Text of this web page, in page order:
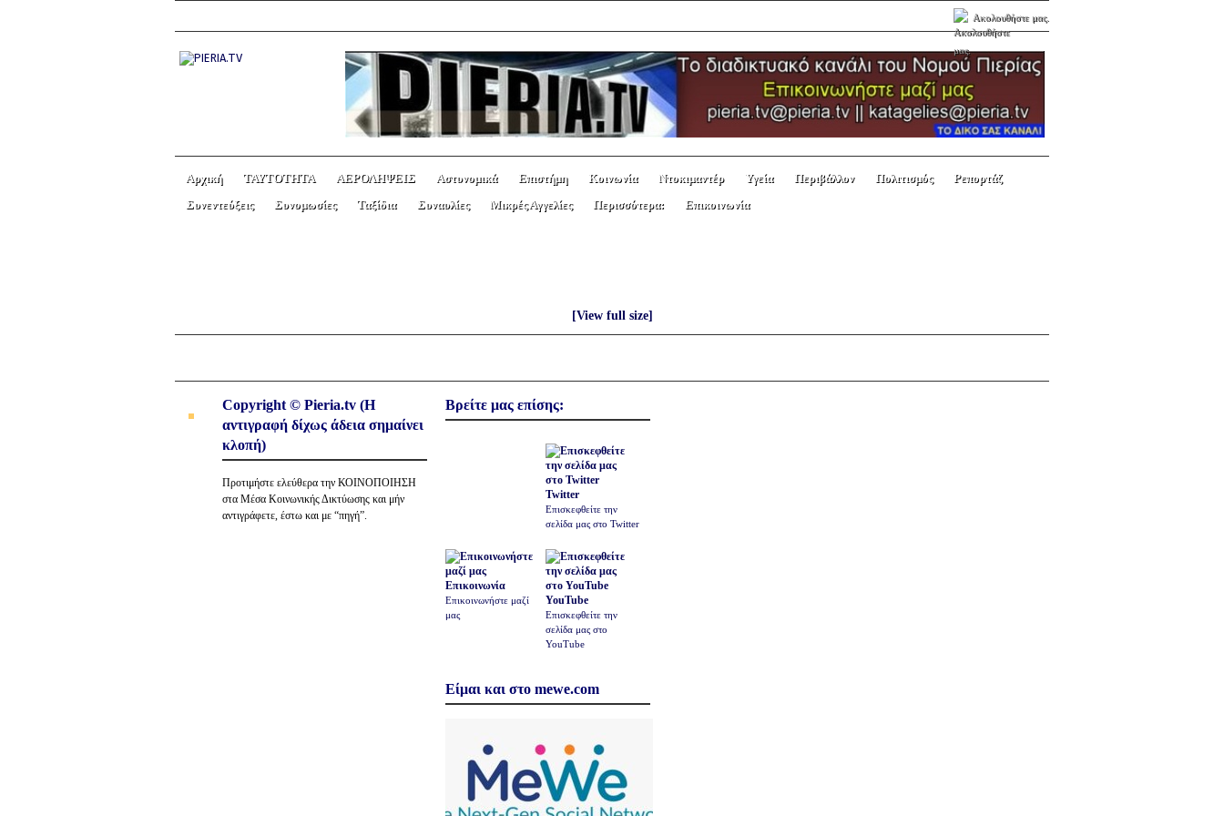
Ακολουθήστε μας.
Αρχική ΤΑΥΤΟΤΗΤΑ ΑΕΡΟΛΗΨΕΙΣ Αστυνομικά Επιστήμη Κοινωνία Ντοκιμαντέρ Υγεία Περιβάλλον Πολιτισμός
Ρεπορτάζ
Συνεντεύξεις
Συνομωσίες Ταξίδια Συναυλίες Μικρές Αγγελίες Περισσότερα: Επικοινωνία
[View full size]
Copyright © Pieria.tv (Η
αντιγραφή δίχως άδεια σημαίνει
κλοπή)
Προτιμήστε ελεύθερα την ΚΟΙΝΟΠΟΙΗΣΗ
στα Μέσα Κοινωνικής Δικτύωσης και μήν
αντιγράφετε, έστω και με “πηγή”.
Βρείτε μας επίσης:
Twitter
Επισκεφθείτε την
σελίδα μας στο Twitter
Επικοινωνία
Επικοινωνήστε μαζί
μας
YouTube
Επισκεφθείτε την
σελίδα μας στο
YouTube
Είμαι και στο mewe.com